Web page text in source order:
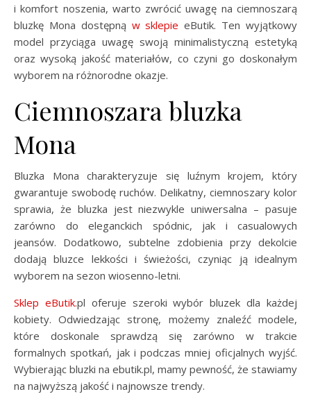
i komfort noszenia, warto zwrócić uwagę na ciemnoszarą
bluzkę Mona dostępną w sklepie eButik. Ten wyjątkowy
model przyciąga uwagę swoją minimalistyczną estetyką
oraz wysoką jakość materiałów, co czyni go doskonałym
wyborem na różnorodne okazje.
Ciemnoszara bluzka
Mona
Bluzka Mona charakteryzuje się luźnym krojem, który
gwarantuje swobodę ruchów. Delikatny, ciemnoszary kolor
sprawia, że bluzka jest niezwykle uniwersalna – pasuje
zarówno do eleganckich spódnic, jak i casualowych
jeansów. Dodatkowo, subtelne zdobienia przy dekolcie
dodają bluzce lekkości i świeżości, czyniąc ją idealnym
wyborem na sezon wiosenno-letni.
Sklep eButik.pl oferuje szeroki wybór bluzek dla każdej
kobiety. Odwiedzając stronę, możemy znaleźć modele,
które doskonale sprawdzą się zarówno w trakcie
formalnych spotkań, jak i podczas mniej oficjalnych wyjść.
Wybierając bluzki na ebutik.pl, mamy pewność, że stawiamy
na najwyższą jakość i najnowsze trendy.